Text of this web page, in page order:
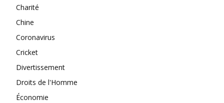
Charité
Chine
Coronavirus
Cricket
Divertissement
Droits de l'Homme
Économie